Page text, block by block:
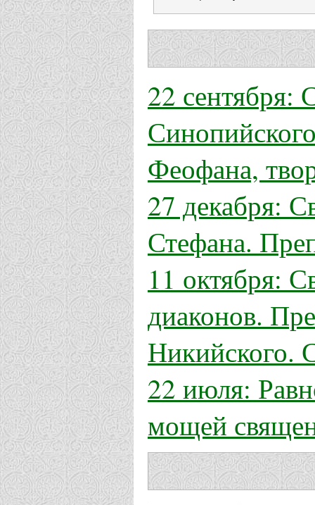
22 сентября:
Феофана,
27 декабря:
Стефана.
11 октября:
диаконов.
Никийского.
22 июля:
мощей